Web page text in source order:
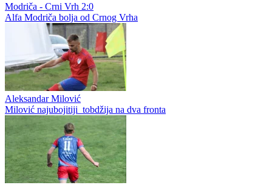
Modriča - Crni Vrh 2:0
Alfa Modriča bolja od Crnog Vrha
Aleksandar Milović
Milović najubojitiji tobdžija na dva fronta